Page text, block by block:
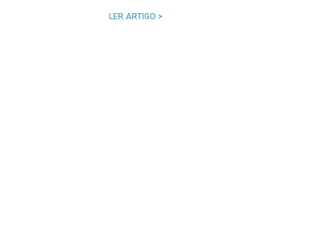
LER ARTIGO >